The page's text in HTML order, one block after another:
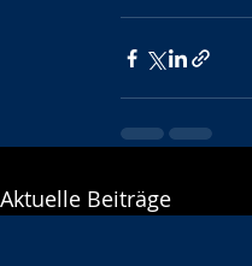
Aktuelle Beiträge